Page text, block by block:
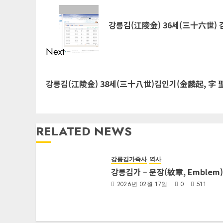
navigation
Previous
post:
강릉김(江陵金) 36세(三十六世)
Next
post:
강릉김(江陵金) 38세(三十八世)김인기(金麟起,
RELATED NEWS
강릉김가족사 역사
강릉김가 – 문장(紋章, Emblem)
2026년 02월 17일 0 511